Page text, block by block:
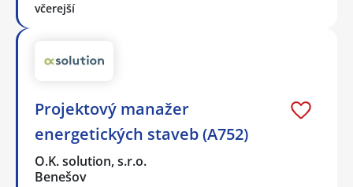
včerejší
Projektový manažer
energetických staveb (A752)
O.K. solution, s.r.o.
Benešov